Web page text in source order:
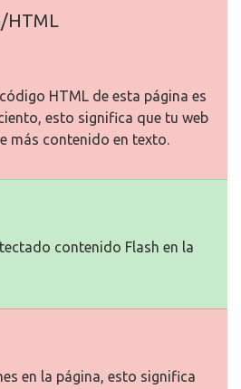
HTML
HTML de esta página es
esto significa que tu web
más contenido en texto.
contenido Flash en la
en la página, esto significa